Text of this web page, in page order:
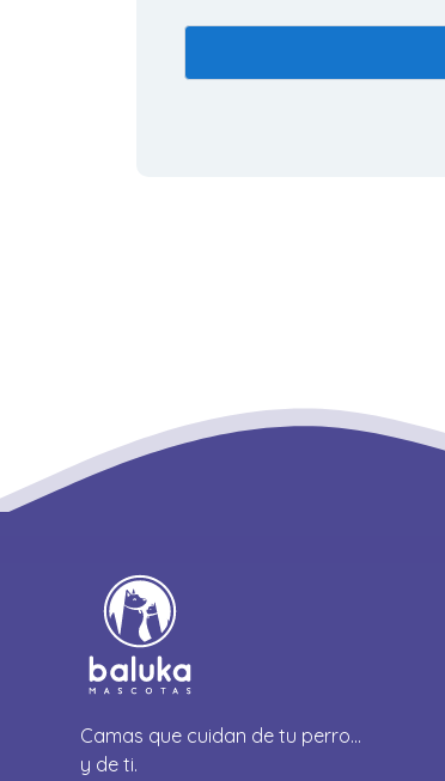
Camas que cuidan de tu perro…
y de ti.